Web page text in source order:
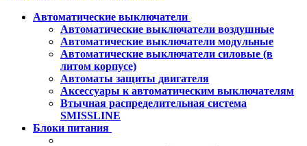
Автоматические выключатели
Автоматические выключатели воздушные
Автоматические выключатели модульные
Автоматические выключатели силовые (в
литом корпусе)
Автоматы защиты двигателя
Аксессуары к автоматическим выключателям
Втычная распределительная система
SMISSLINE
Блоки питания